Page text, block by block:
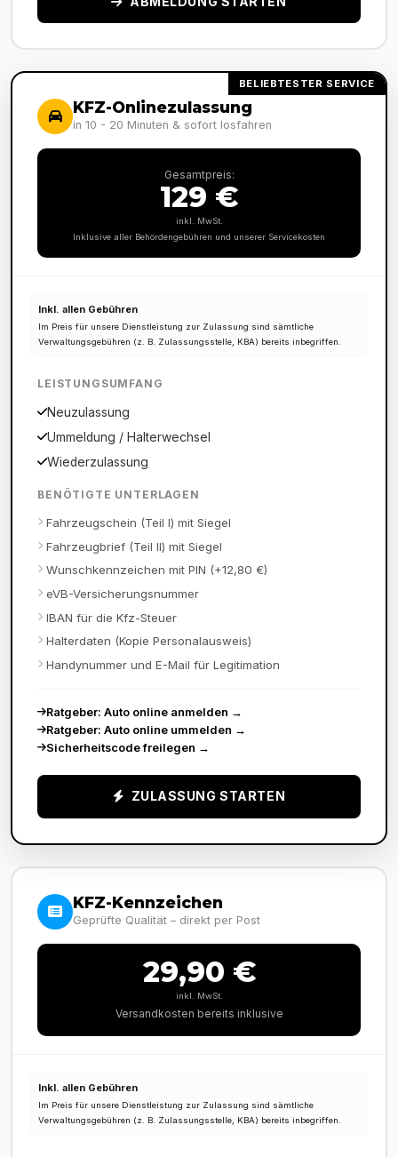
BELIEBTESTER SERVICE
KFZ-Onlinezulassung
in 10 - 20 Minuten & sofort losfahren
Gesamtpreis:
129 €
inkl. MwSt.
Inklusive aller Behördengebühren und unserer Servicekosten
Inkl. allen Gebühren
Im Preis für unsere Dienstleistung zur Zulassung sind sämtliche
Verwaltungsgebühren (z. B. Zulassungsstelle, KBA) bereits inbegriffen.
LEISTUNGSUMFANG
Neuzulassung
Ummeldung / Halterwechsel
Wiederzulassung
BENÖTIGTE UNTERLAGEN
Fahrzeugschein (Teil I) mit Siegel
Fahrzeugbrief (Teil II) mit Siegel
Wunschkennzeichen mit PIN (+12,80 €)
eVB-Versicherungsnummer
IBAN für die Kfz-Steuer
Halterdaten (Kopie Personalausweis)
Handynummer und E-Mail für Legitimation
Ratgeber: Auto online anmelden →
Ratgeber: Auto online ummelden →
Sicherheitscode freilegen →
ZULASSUNG STARTEN
KFZ-Kennzeichen
Geprüfte Qualität – direkt per Post
29,90 €
inkl. MwSt.
Versandkosten bereits inklusive
Inkl. allen Gebühren
Im Preis für unsere Dienstleistung zur Zulassung sind sämtliche
Verwaltungsgebühren (z. B. Zulassungsstelle, KBA) bereits inbegriffen.